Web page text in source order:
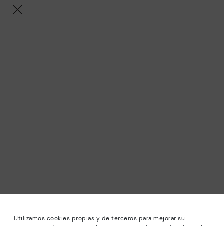
Utilizamos cookies propias y de terceros para mejorar su